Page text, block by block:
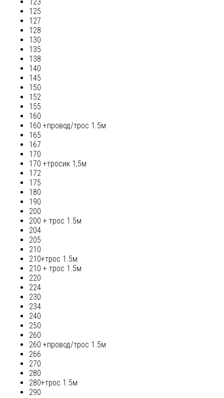
123
125
127
128
130
135
138
140
145
150
152
155
160
160 +провод/трос 1.5м
165
167
170
170 +тросик 1,5м
172
175
180
190
200
200 + трос 1.5м
204
205
210
210+трос 1.5м
210 + трос 1.5м
220
224
230
234
240
250
260
260 +провод/трос 1.5м
266
270
280
280+трос 1.5м
290